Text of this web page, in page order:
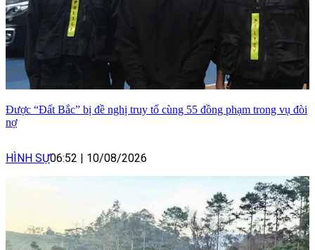
Được “Đất Bắc” bị đề nghị truy tố cùng 55 đồng phạm trong vụ đòi
nợ
HÌNH SỰ06:52 10/08/2026